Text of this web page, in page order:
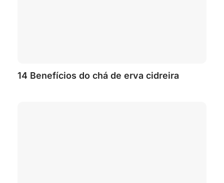
14 Benefícios do chá de erva cidreira